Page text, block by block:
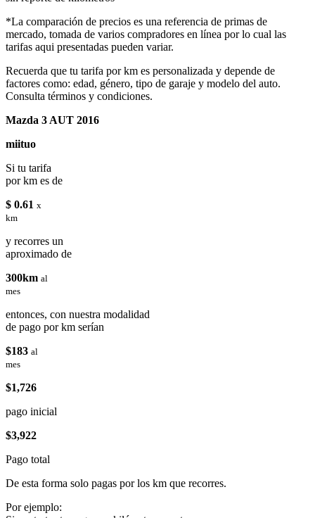
*La comparación de precios es una referencia de primas de
mercado, tomada de varios compradores en línea por lo cual las
tarifas aqui presentadas pueden variar.
Recuerda que tu tarifa por km es personalizada y depende de
factores como: edad, género, tipo de garaje y modelo del auto.
Consulta términos y condiciones.
Mazda 3 AUT 2016
miituo
Si tu tarifa
por km es de
$ 0.61 x
km
y recorres un
aproximado de
300km al
mes
entonces, con nuestra modalidad
de pago por km serían
$183 al
mes
$1,726
pago inicial
$3,922
Pago total
De esta forma solo pagas por los km que recorres.
Por ejemplo: